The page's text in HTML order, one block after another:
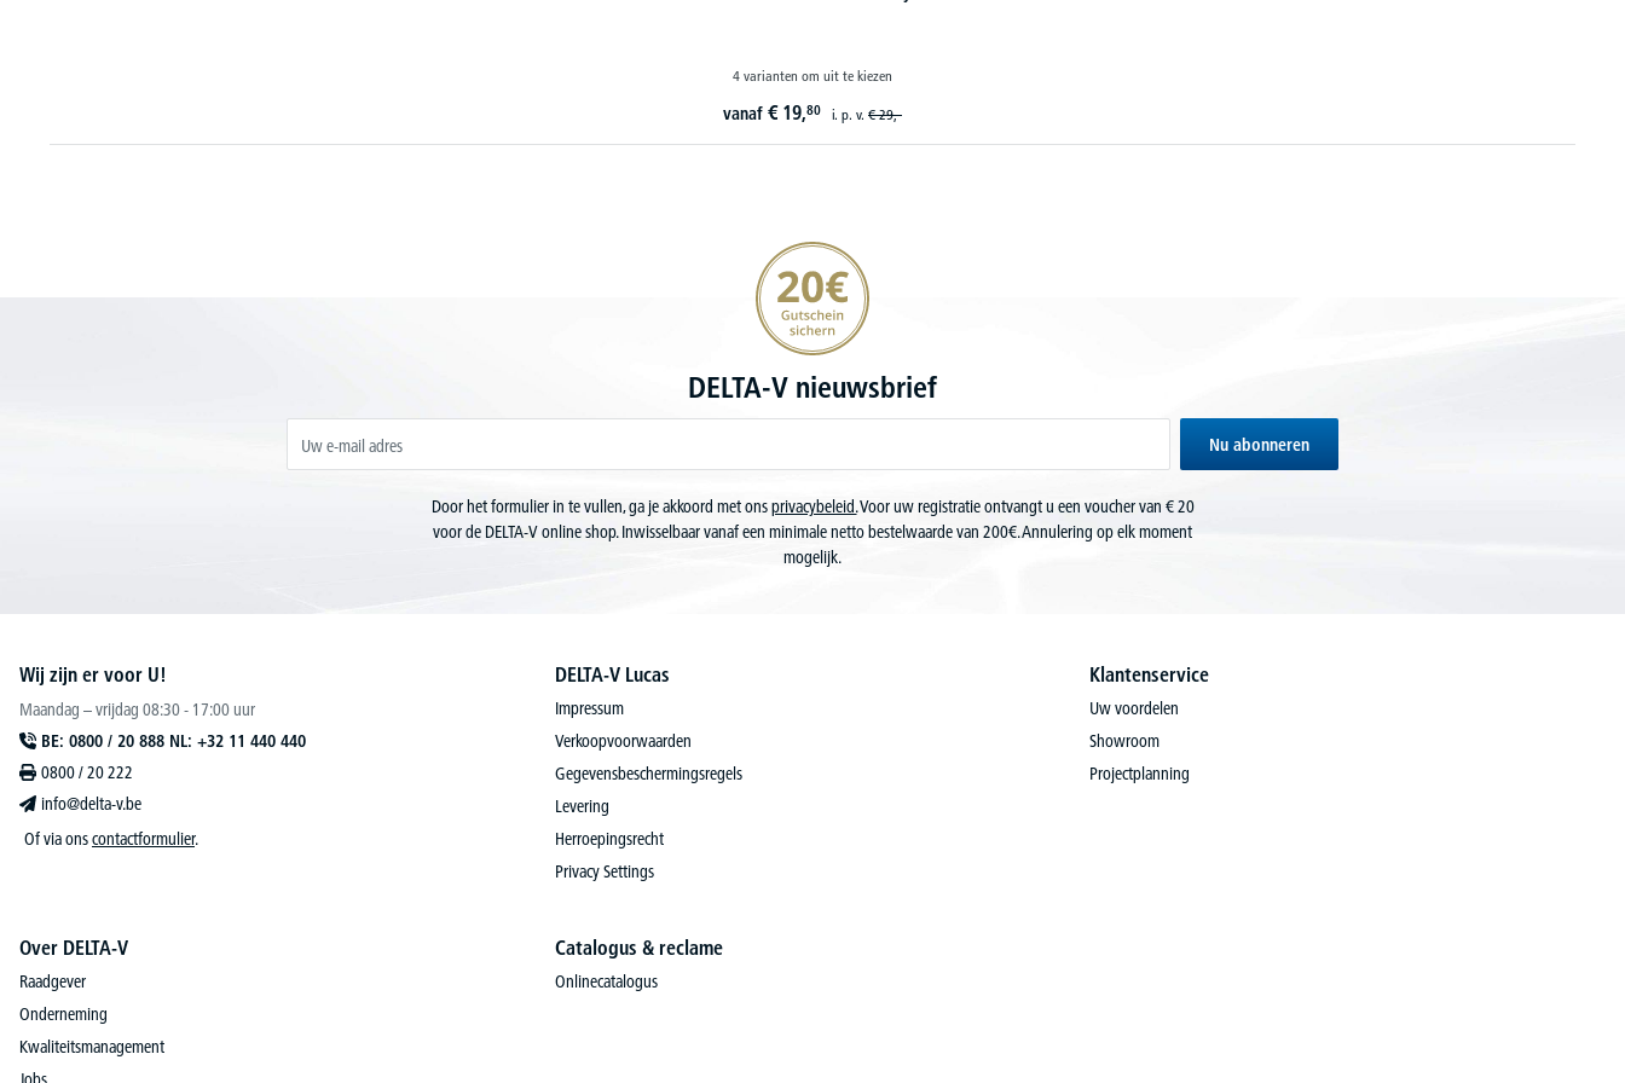
8 varianten om uit te kiezen
vanaf € 49,50 i. p. v. € 59,-
20€ korting verzekeren
DELTA-V nieuwsbrief
Nu abonneren
Door het formulier in te vullen, ga je akkoord met onsprivacybeleid.Voor uw registratie ontvangt u een voucher van € 20
voor de DELTA-V online shop. Inwisselbaar vanaf een minimale netto bestelwaarde van 200€. Annulering op elk moment
mogelijk.
Wij zijn er voor U!
Maandag – vrijdag 08:30 - 17:00 uur
BE: 0800 / 20 888 NL: +32 11 440 440
0800 / 20 222
info@delta-v.be
Of via onscontactformulier.
DELTA-V Lucas
Impressum
Verkoopvoorwaarden
Gegevensbeschermingsregels
Levering
Herroepingsrecht
Privacy Settings
Klantenservice
Uw voordelen
Showroom
Projectplanning
Over DELTA-V
Raadgever
Onderneming
Kwaliteitsmanagement
Catalogus & reclame
Onlinecatalogus